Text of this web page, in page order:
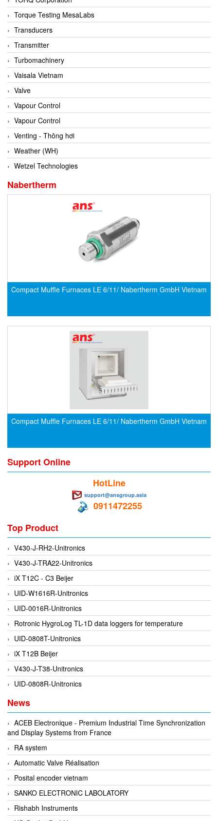
Conch
Conductix/ WAMPFLER
Contrec
Contrinex
Control Solution Minesota
Copeland
Cortem
Cosa Xentaur
Cosil
Coulton
Crouzet
Crowcon
Crutec Dust Zero Vietnam
cs-instruments
Cygnus
Datexel
Delmhorst VietNam
Delta-mobrey
DESAX
DET-TRONICS
Deublin
Diakont
Dias Infrared
DINA Elektronik
Dinel
Di-Soric
Di-Soric
Doctor Led Vietnam
DOLD - Autho ANS
Dold Vietnam
Dongdo Tech
Donghwa Valve
Dongkun
Dosing Pump
DR. NEUMANN Peltier-Technik
Torque Testing MesaLabs
Transducers
Transmitter
Turbomachinery
Vaisala Vietnam
Valve
Vapour Control
Vapour Control
Venting - Thông hơi
Weather (WH)
Wetzel Technologies
Nabertherm
Compact Muffle Furnaces LE 6/11/ Nabertherm GmbH Vietnam
Compact Muffle Furnaces LE 6/11/ Nabertherm GmbH Vietnam
Support Online
HotLine
support@ansgroup.asia
0911472255
Top Product
V430-J-RH2-Unitronics
V430-J-TRA22-Unitronics
iX T12C - C3 Beijer
UID-W1616R-Unitronics
UID-0016R-Unitronics
Rotronic HygroLog TL-1D data loggers for temperature
UID-0808T-Unitronics
iX T12B Beijer
V430-J-T38-Unitronics
UID-0808R-Unitronics
News
ACEB Electronique - Premium Industrial Time Synchronization
and Display Systems from France
RA system
Automatic Valve Réalisation
Posital encoder vietnam
SANKO ELECTRONIC LABOLATORY
Rishabh Instruments